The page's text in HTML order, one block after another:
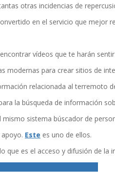
otras incidencias de
en el servicio que
ví­deos que te harán
modernas para crear sitios de
relacionada al terremoto
la búsqueda de información
mismo sistema búscador de
Este es uno de ellos.
que es el acceso y difusión de la